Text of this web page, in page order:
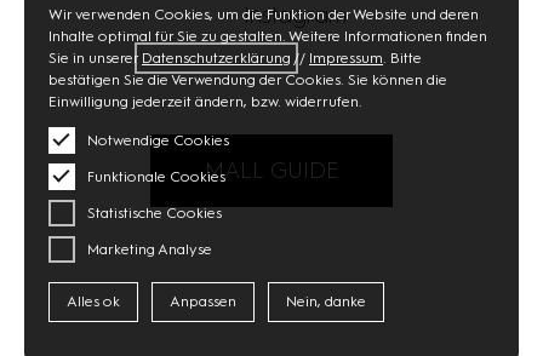
Wir verwenden Cookies, um die Funktion der Website und deren
Inhalte optimal für Sie zu gestalten. Weitere Informationen finden
Sie in unserer Datenschutzerklärung // Impressum . Bitte
bestätigen Sie die Verwendung der Cookies. Sie können die
Einwilligung jederzeit ändern, bzw. widerrufen.
Notwendige Cookies
Funktionale Cookies
Statistische Cookies
Marketing Analyse
Alles ok Anpassen Nein, danke
Instagram
MALL GUIDE